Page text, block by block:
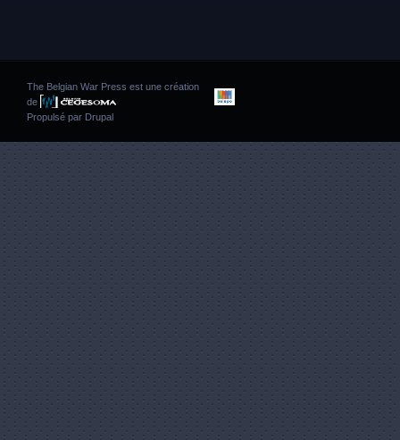
The Belgian War Press est une création
de
Propulsé par Drupal